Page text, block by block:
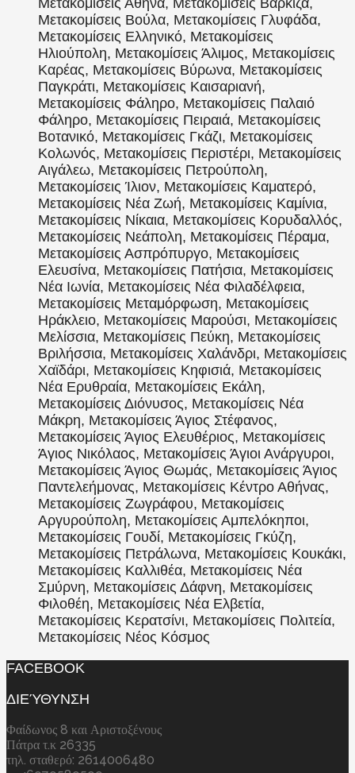
Μετακομίσεις Αθήνα, Μετακομίσεις Βάρκιζα,
Μετακομίσεις Βούλα, Μετακομίσεις Γλυφάδα,
Μετακομίσεις Ελληνικό, Μετακομίσεις
Ηλιούπολη, Μετακομίσεις Άλιμος, Μετακομίσεις
Καρέας, Μετακομίσεις Βύρωνα, Μετακομίσεις
Παγκράτι, Μετακομίσεις Καισαριανή,
Μετακομίσεις Φάληρο, Μετακομίσεις Παλαιό
Φάληρο, Μετακομίσεις Πειραιά, Μετακομίσεις
Βοτανικό, Μετακομίσεις Γκάζι, Μετακομίσεις
Κολωνός, Μετακομίσεις Περιστέρι, Μετακομίσεις
Αιγάλεω, Μετακομίσεις Πετρούπολη,
Μετακομίσεις Ίλιον, Μετακομίσεις Καματερό,
Μετακομίσεις Νέα Ζωή, Μετακομίσεις Καμίνια,
Μετακομίσεις Νίκαια, Μετακομίσεις Κορυδαλλός,
Μετακομίσεις Νεάπολη, Μετακομίσεις Πέραμα,
Μετακομίσεις Ασπρόπυργο, Μετακομίσεις
Ελευσίνα, Μετακομίσεις Πατήσια, Μετακομίσεις
Νέα Ιωνία, Μετακομίσεις Νέα Φιλαδέλφεια,
Μετακομίσεις Μεταμόρφωση, Μετακομίσεις
Ηράκλειο, Μετακομίσεις Μαρούσι, Μετακομίσεις
Μελίσσια, Μετακομίσεις Πεύκη, Μετακομίσεις
Βριλήσσια, Μετακομίσεις Χαλάνδρι, Μετακομίσεις
Χαϊδάρι, Μετακομίσεις Κηφισιά, Μετακομίσεις
Νέα Ερυθραία, Μετακομίσεις Εκάλη,
Μετακομίσεις Διόνυσος, Μετακομίσεις Νέα
Μάκρη, Μετακομίσεις Άγιος Στέφανος,
Μετακομίσεις Άγιος Ελευθέριος, Μετακομίσεις
Άγιος Νικόλαος, Μετακομίσεις Άγιοι Ανάργυροι,
Μετακομίσεις Άγιος Θωμάς, Μετακομίσεις Άγιος
Παντελεήμονας, Μετακομίσεις Κέντρο Αθήνας,
Μετακομίσεις Ζωγράφου, Μετακομίσεις
Αργυρούπολη, Μετακομίσεις Αμπελόκηποι,
Μετακομίσεις Γουδί, Μετακομίσεις Γκύζη,
Μετακομίσεις Πετράλωνα, Μετακομίσεις Κουκάκι,
Μετακομίσεις Καλλιθέα, Μετακομίσεις Νέα
Σμύρνη, Μετακομίσεις Δάφνη, Μετακομίσεις
Φιλοθέη, Μετακομίσεις Νέα Ελβετία,
Μετακομίσεις Κερατσίνι, Μετακομίσεις Πολιτεία,
Μετακομίσεις Νέος Κόσμος
FACEBOOK
ΔΙΕΎΘΥΝΣΗ
Φαίδωνος 8 και Αριστοξένους
Πάτρα τ.κ 26335
τηλ. σταθερό: 2614006480